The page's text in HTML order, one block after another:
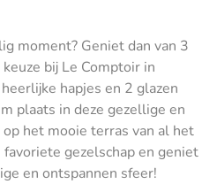
moment? Geniet dan van 3
bij Le Comptoir in
hapjes en 2 glazen
plaats in deze gezellige en
het mooie terras van al het
gezelschap en geniet
en ontspannen sfeer!